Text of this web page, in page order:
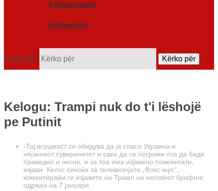
Fotomoment
Fotoservis
Kërko për Kërko për
Kelogu: Trampi nuk do t'i lëshojë
pe Putinit
-Тој всушност се обидува да ја спаси Украина и
нејзиниот суверенитет и сака да се погрижи тоа да биде
праведно и чесно, и за тоа има изјавено повеќепати,
изјави Келог синоќа за телевизијата „Фокс њус“,
коментирајќи ги изјавите на Трамп на неговиот брифинг
одржан на 7 јануари.